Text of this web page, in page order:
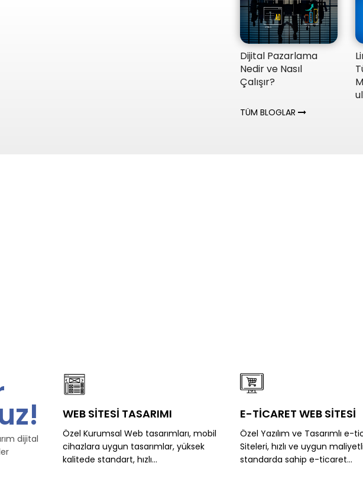
Dijital Pazarlama
Nedir ve Nasıl
Çalışır?
TÜM BLOGLAR
dijital
WEB SİTESİ TASARIMI
Özel Kurumsal Web tasarımları, mobil
cihazlara uygun tasarımlar, yüksek
kalitede standart, hızlı...
E-TİCARET WEB SİTESİ
Özel Yazılım ve Tasarımlı e-
Siteleri, hızlı ve uygun
standarda sahip e-ticaret...